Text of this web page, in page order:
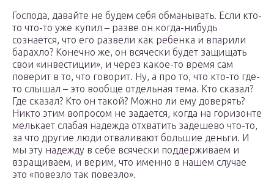
Господа, давайте не будем себя обманывать. Если кто-
то что-то уже купил – разве он когда-нибудь
сознается, что его развели как ребенка и впарили
барахло? Конечно же, он всячески будет защищать
свои «инвестиции», и через какое-то время сам
поверит в то, что говорит. Ну, а про то, что кто-то где-
то слышал – это вообще отдельная тема. Кто сказал?
Где сказал? Кто он такой? Можно ли ему доверять?
Никто этим вопросом не задается, когда на горизонте
мелькает слабая надежда отхватить задешево что-то,
за что другие люди отваливают большие деньги. И
мы эту надежду в себе всячески поддерживаем и
взращиваем, и верим, что именно в нашем случае
это «повезло так повезло».